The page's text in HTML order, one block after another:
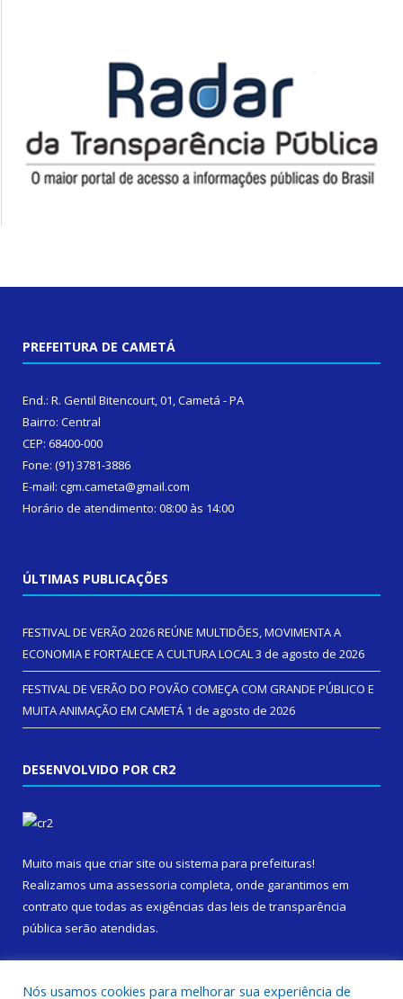
PREFEITURA DE CAMETÁ
End.: R. Gentil Bitencourt, 01, Cametá - PA
Bairro: Central
CEP: 68400-000
Fone: (91) 3781-3886
E-mail: cgm.cameta@gmail.com
Horário de atendimento: 08:00 às 14:00
ÚLTIMAS PUBLICAÇÕES
FESTIVAL DE VERÃO 2026 REÚNE MULTIDÕES, MOVIMENTA A
ECONOMIA E FORTALECE A CULTURA LOCAL3 de agosto de 2026
FESTIVAL DE VERÃO DO POVÃO COMEÇA COM GRANDE PÚBLICO E
MUITA ANIMAÇÃO EM CAMETÁ 1 de agosto de 2026
DESENVOLVIDO POR CR2
Muito mais que criar site ou sistema para prefeituras!
Realizamos uma assessoria completa, onde garantimos em
contrato que todas as exigências das leis de transparência
pública serão atendidas.
Nós usamos cookies para melhorar sua experiência de